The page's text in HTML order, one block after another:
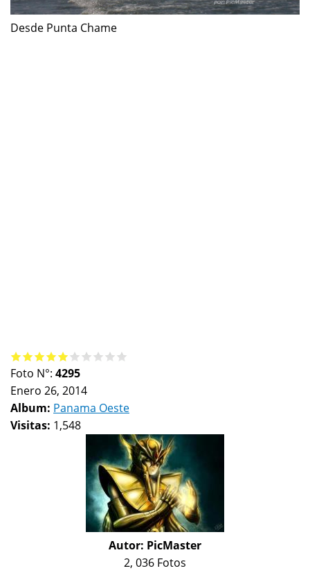
Desde Punta Chame
Foto N°: 4295
Enero 26, 2014
Album: Panama Oeste
Visitas: 1,548
Autor: PicMaster
2, 036 Fotos